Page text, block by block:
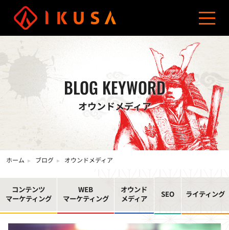
サービス
コンテンツマーケティング
オウンドメディア制作
導入事例
制作費用
ブログ
会社概要
資料ダウンロード
お問い合わせ
03-5960-0193
BLOG KEYWORD
オウンドメディア
ホーム ブログ オウンドメディア
コンテンツ
マーケティング
WEB
マーケティング
オウンド
メディア
SEO ライティング